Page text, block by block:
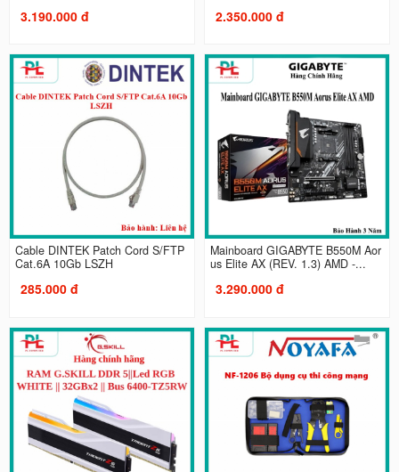
3.190.000 đ 2.350.000 đ
Cable DINTEK Patch Cord S/FTP
Cat.6A 10Gb LSZH
285.000 đ
Mainboard GIGABYTE B550M Aor
us Elite AX (REV. 1.3) AMD -...
3.290.000 đ